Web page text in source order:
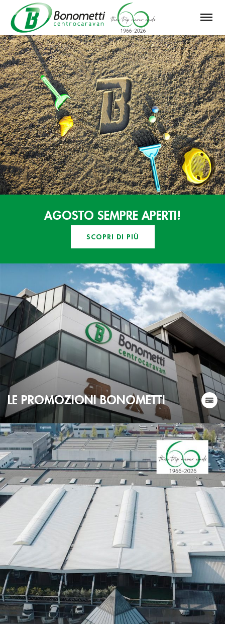
Automarket
Bonometti
Srl
Menu
AGOSTO SEMPRE APERTI!
SCOPRI DI PIÙ
LE PROMOZIONI BONOMETTI